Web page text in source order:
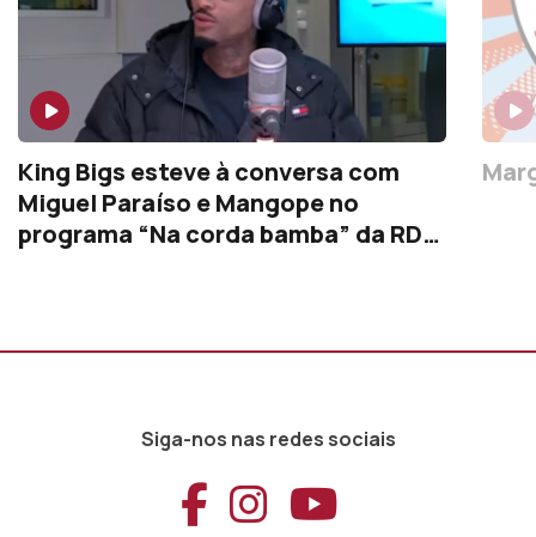
King Bigs esteve à conversa com
Miguel Paraíso e Mangope no
programa “Na corda bamba” da RDP
Siga-nos nas redes sociais
Aceder ao
Aceder ao
Aceder